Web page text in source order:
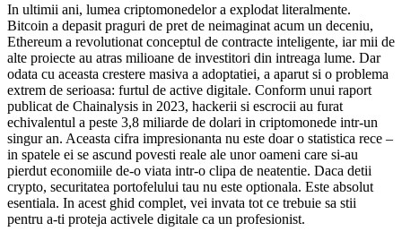
In ultimii ani, lumea criptomonedelor a explodat literalmente.
Bitcoin a depasit praguri de pret de neimaginat acum un deceniu,
Ethereum a revolutionat conceptul de contracte inteligente, iar mii de
alte proiecte au atras milioane de investitori din intreaga lume. Dar
odata cu aceasta crestere masiva a adoptatiei, a aparut si o problema
extrem de serioasa: furtul de active digitale. Conform unui raport
publicat de Chainalysis in 2023, hackerii si escrocii au furat
echivalentul a peste 3,8 miliarde de dolari in criptomonede intr-un
singur an. Aceasta cifra impresionanta nu este doar o statistica rece –
in spatele ei se ascund povesti reale ale unor oameni care si-au
pierdut economiile de-o viata intr-o clipa de neatentie. Daca detii
crypto, securitatea portofelului tau nu este optionala. Este absolut
esentiala. In acest ghid complet, vei invata tot ce trebuie sa stii
pentru a-ti proteja activele digitale ca un profesionist.